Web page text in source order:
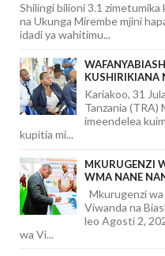
Shilingi bilioni 3.1
na Ukunga Mirembe mjini
idadi ya wahitimu...
KUSHIRIKIANA
Kariakoo, 31
Tanzania (TRA)
imeendelea
kupitia mi...
MKURUGENZI
WMA NANE
Mkurugenzi wa
Viwanda na
leo Agosti 2,
wa Vi...